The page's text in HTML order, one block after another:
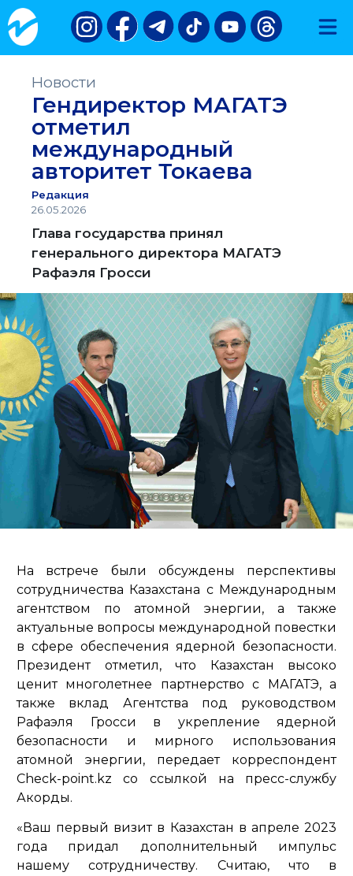
Новости
Гендиректор МАГАТЭ
отметил
международный
авторитет Токаева
Редакция
26.05.2026
Глава государства принял
генерального директора МАГАТЭ
Рафаэля Гросси
На встрече были обсуждены перспективы
сотрудничества Казахстана с Международным
агентством по атомной энергии, а также
актуальные вопросы международной повестки
в сфере обеспечения ядерной безопасности.
Президент отметил, что Казахстан высоко
ценит многолетнее партнерство с МАГАТЭ, а
также вклад Агентства под руководством
Рафаэля Гросси в укрепление ядерной
безопасности и мирного использования
атомной энергии, передает корреспондент
Check-point.kz со ссылкой на пресс-службу
Акорды.
«Ваш первый визит в Казахстан в апреле 2023
года придал дополнительный импульс
нашему сотрудничеству. Считаю, что в